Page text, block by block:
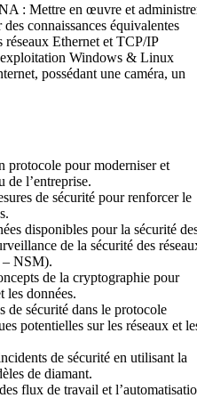
: Mettre en œuvre et
connaissances équivalentes
Ethernet et TCP/IP
Windows & Linux
possédant une caméra, un
protocole pour moderniser et
de l’entreprise.
de sécurité pour renforcer le
disponibles pour la sécurité
de la sécurité des
NSM).
de la cryptographie pour
les données.
de sécurité dans le protocole
potentielles sur les réseaux et
de sécurité en utilisant la
de diamant.
flux de travail et